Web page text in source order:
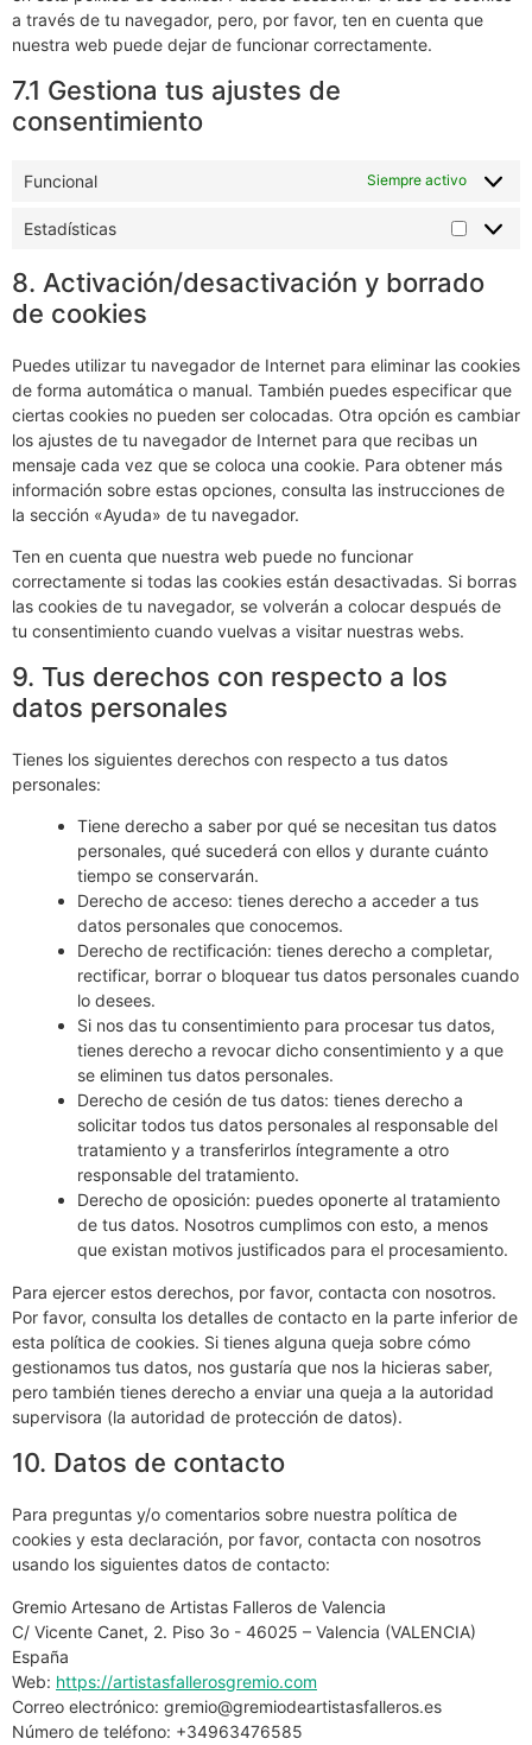
a través de tu navegador, pero, por favor, ten en cuenta que
nuestra web puede dejar de funcionar correctamente.
7.1 Gestiona tus ajustes de
consentimiento
Funcional Siempre activo
Estadísticas
8. Activación/desactivación y borrado
de cookies
Puedes utilizar tu navegador de Internet para eliminar las cookies
de forma automática o manual. También puedes especificar que
ciertas cookies no pueden ser colocadas. Otra opción es cambiar
los ajustes de tu navegador de Internet para que recibas un
mensaje cada vez que se coloca una cookie. Para obtener más
información sobre estas opciones, consulta las instrucciones de
la sección «Ayuda» de tu navegador.
Ten en cuenta que nuestra web puede no funcionar
correctamente si todas las cookies están desactivadas. Si borras
las cookies de tu navegador, se volverán a colocar después de
tu consentimiento cuando vuelvas a visitar nuestras webs.
9. Tus derechos con respecto a los
datos personales
Tienes los siguientes derechos con respecto a tus datos
personales:
Tiene derecho a saber por qué se necesitan tus datos
personales, qué sucederá con ellos y durante cuánto
tiempo se conservarán.
Derecho de acceso: tienes derecho a acceder a tus
datos personales que conocemos.
Derecho de rectificación: tienes derecho a completar,
rectificar, borrar o bloquear tus datos personales cuando
lo desees.
Si nos das tu consentimiento para procesar tus datos,
tienes derecho a revocar dicho consentimiento y a que
se eliminen tus datos personales.
Derecho de cesión de tus datos: tienes derecho a
solicitar todos tus datos personales al responsable del
tratamiento y a transferirlos íntegramente a otro
responsable del tratamiento.
Derecho de oposición: puedes oponerte al tratamiento
de tus datos. Nosotros cumplimos con esto, a menos
que existan motivos justificados para el procesamiento.
Para ejercer estos derechos, por favor, contacta con nosotros.
Por favor, consulta los detalles de contacto en la parte inferior de
esta política de cookies. Si tienes alguna queja sobre cómo
gestionamos tus datos, nos gustaría que nos la hicieras saber,
pero también tienes derecho a enviar una queja a la autoridad
supervisora (la autoridad de protección de datos).
10. Datos de contacto
Para preguntas y/o comentarios sobre nuestra política de
cookies y esta declaración, por favor, contacta con nosotros
usando los siguientes datos de contacto:
Gremio Artesano de Artistas Falleros de Valencia
C/ Vicente Canet, 2. Piso 3o - 46025 – Valencia (VALENCIA)
España
Web: https://artistasfallerosgremio.com
Correo electrónico: gremio@gremiodeartistasfalleros.es
Número de teléfono: +34963476585